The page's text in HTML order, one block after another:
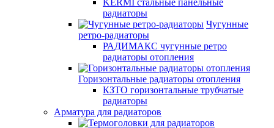
KERMI стальные панельные
радиаторы
Чугунные
ретро-радиаторы
РАДИМАКС чугунные ретро
радиаторы отопления
Горизонтальные радиаторы отопления
КЗТО горизонтальные трубчатые
радиаторы
Арматура для радиаторов